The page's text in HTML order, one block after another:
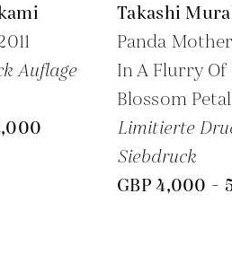
Auflage
Takashi
Panda
In A Flurry
Blossom
Limitierte
Siebdruck
GBP 4,000 -